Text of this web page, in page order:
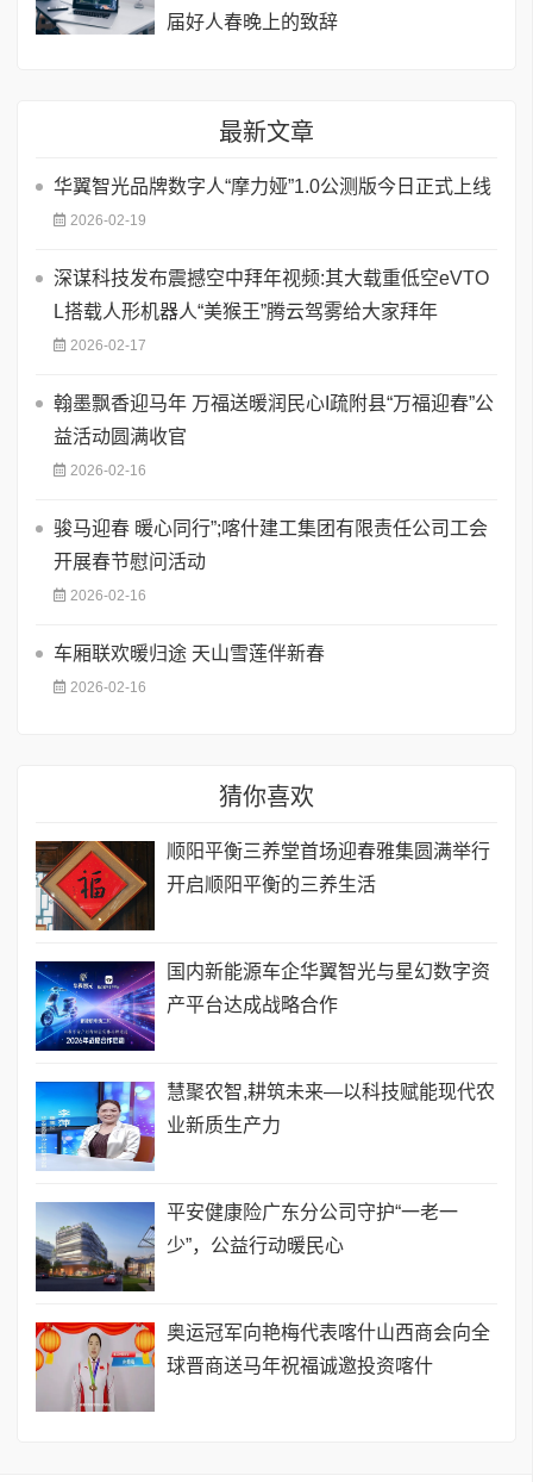
届好人春晚上的致辞
最新文章
华翼智光品牌数字人“摩力娅”1.0公测版今日正式上线
2026-02-19
深谋科技发布震撼空中拜年视频:其大载重低空eVTO
L搭载人形机器人“美猴王”腾云驾雾给大家拜年
2026-02-17
翰墨飘香迎马年 万福送暖润民心I疏附县“万福迎春”公
益活动圆满收官
2026-02-16
骏马迎春 暖心同行”;喀什建工集团有限责任公司工会
开展春节慰问活动
2026-02-16
车厢联欢暖归途 天山雪莲伴新春
2026-02-16
猜你喜欢
顺阳平衡三养堂首场迎春雅集圆满举行
开启顺阳平衡的三养生活
国内新能源车企华翼智光与星幻数字资
产平台达成战略合作
慧聚农智,耕筑未来—以科技赋能现代农
业新质生产力
平安健康险广东分公司守护“一老一
少”，公益行动暖民心
奥运冠军向艳梅代表喀什山西商会向全
球晋商送马年祝福诚邀投资喀什